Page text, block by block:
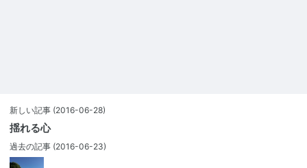
新しい記事 (2016-06-28)
揺れる心
過去の記事 (2016-06-23)